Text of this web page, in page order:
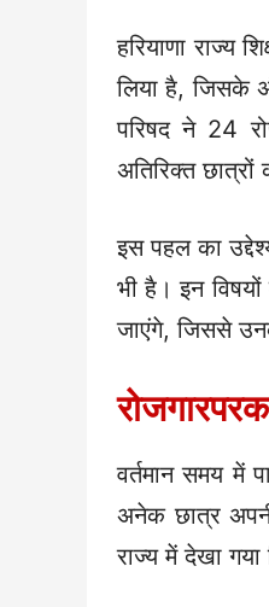
हरियाणा राज्य
लिया है, जिसके
परिषद ने 24
अतिरिक्त छात्रों
इस पहल का
भी है। इन
जाएंगे, जिससे
वर्तमान समय में
अनेक छात्र
राज्य में देखा